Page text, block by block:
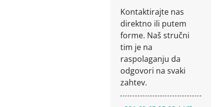
Kontaktirajte nas
direktno ili putem
forme. Naš stručni
tim je na
raspolaganju da
odgovori na svaki
zahtev.